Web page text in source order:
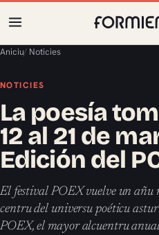
Aniciu/ Noticies
NOTICIES
La poesía
12 al 21 de
Edición del
El festival POEX vuelve un añu
centru del universu poéticu
POEX, el mayor alcuentru